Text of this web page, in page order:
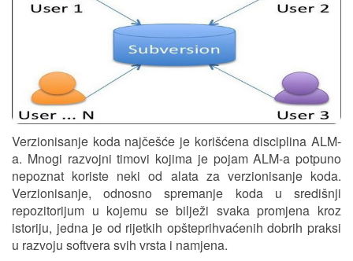
Verzionisanje koda najčešće je korišćena disciplina ALM-
a. Mnogi razvojni timovi kojima je pojam ALM-a potpuno
nepoznat koriste neki od alata za verzionisanje koda.
Verzionisanje, odnosno spremanje koda u središnji
repozitorijum u kojemu se bilježi svaka promjena kroz
istoriju, jedna je od rijetkih opšteprihvaćenih dobrih praksi
u razvoju softvera svih vrsta i namjena.